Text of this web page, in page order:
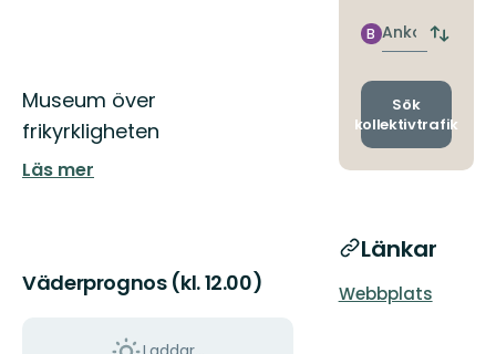
Beskrivning
Museum över
frikyrkligheten
Läs mer
Väderprognos (kl. 12.00)
Ankomst
B
Byt
och
Sök
kollektivtrafik
Länkar
Webbplats